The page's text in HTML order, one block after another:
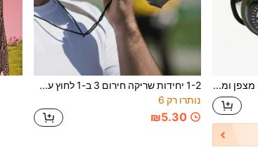
משרוקית חירום 3 ב-1 עם מצפן ומדחום - מושלמת לספורט מסלול, קמפינג, טיולים רגליים, הרפתקאות חוץ, שופטים ומעודדות
1-2 יחידות שריקה חירום 3 ב-1 לחוץ עם מצפן, מדחום, שריקה לחוץ, נוח לנשיאה מתאים לקמפינג וטיולים
נותרו רק 6
₪5.30